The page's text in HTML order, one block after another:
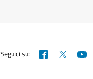
Seguici su: Facebook